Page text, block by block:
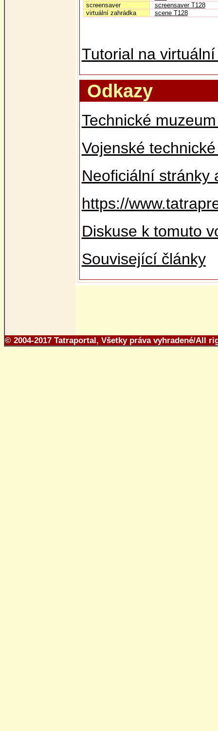
screensaver
screensaver T128
virtuální zahrádka
scene T128
Tutorial na
Odkazy
Technické
Vojenské
Neoficiální stránky
https://
Diskuse k tomuto
Související články
© 2004-2017 Tatraportal, Všetky práva vyhradené/All